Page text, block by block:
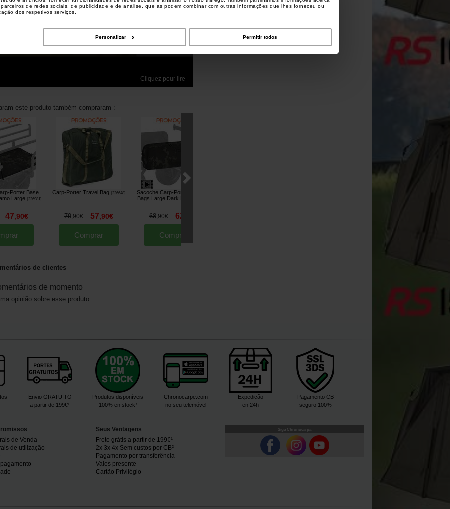
de redes sociais, de publicidade e de análise, que as podem combinar com outras informações que lhes forneceu ou
dos respetivos serviços.
Personalizar Permitir todos
Cliquez pour lire
este produto também compraram :
Porter Base
Large
226981]
47,90€
Carp-Porter Travel Bag 226648]
79,90€ 57,90€
Comprar
Sacoche Carp-Porter Side Bar
Bags Large Dark Kamo
68,90€ 62
Comprar
de clientes
de momento
opinião sobre esse produto
Envio GRATUITO
a partir de 199€¹
Produtos disponíveis
100% en stock³
Chronocarpe.com
no seu telemóvel
Expedição
en 24h
Pagamento CB
seguro 100%
de Venda
de utilização
Seus Ventagens
Frete grátis a partir de 199€¹
2x 3x 4x Sem custos por CB²
Pagamento por transferência
Vales presente
Cartão Privilégio
Siga Chronocarpa